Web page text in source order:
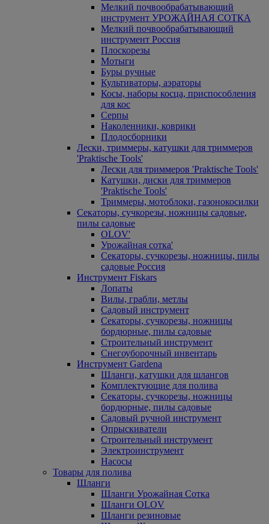
Мелкий почвообрабатывающий
инструмент УРОЖАЙНАЯ СОТКА
Мелкий почвообрабатывающий
инструмент Россия
Плоскорезы
Мотыги
Буры ручные
Культиваторы, аэраторы
Косы, наборы косца, приспособления
для кос
Серпы
Наколенники, коврики
Плодосборники
Лески, триммеры, катушки для триммеров
'Praktische Tools'
Лески для триммеров 'Praktische Tools'
Катушки, диски для триммеров
'Praktische Tools'
Триммеры, мотоблоки, газонокосилки
Секаторы, сучкорезы, ножницы садовые,
пилы садовые
OLOV'
Урожайная сотка'
Секаторы, сучкорезы, ножницы, пилы
садовые Россия
Инструмент Fiskars
Лопаты
Вилы, грабли, метлы
Садовый инструмент
Секаторы, сучкорезы, ножницы
бордюрные, пилы садовые
Строительный инструмент
Снегоуборочный инвентарь
Инструмент Gardena
Шланги, катушки для шлангов
Комплектующие для полива
Секаторы, сучкорезы, ножницы
бордюрные, пилы садовые
Садовый ручной инструмент
Опрыскиватели
Строительный инструмент
Электроинструмент
Насосы
Товары для полива
Шланги
Шланги Урожайная Сотка
Шланги OLOV
Шланги резиновые